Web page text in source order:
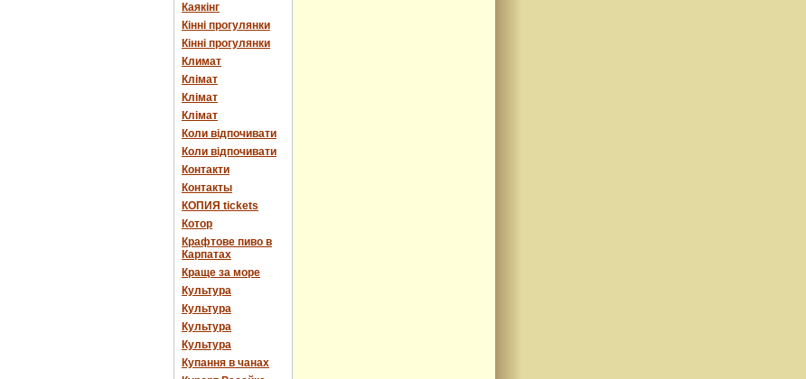
Каякінг
Кінні прогулянки
Кінні прогулянки
Климат
Клімат
Клімат
Клімат
Коли відпочивати
Коли відпочивати
Контакти
Контакты
КОПИЯ tickets
Котор
Крафтове пиво в
Карпатах
Краще за море
Культура
Культура
Культура
Культура
Купання в чанах